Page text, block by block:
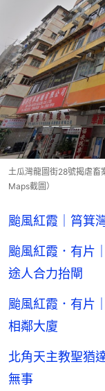
土瓜灣龍圖街28號揭虐畜
Maps截圖）
颱風紅霞｜筲箕
颱風紅霞．有片
途人合力抬閘
颱風紅霞．有片
相鄰大廈
北角天主教聖
無事